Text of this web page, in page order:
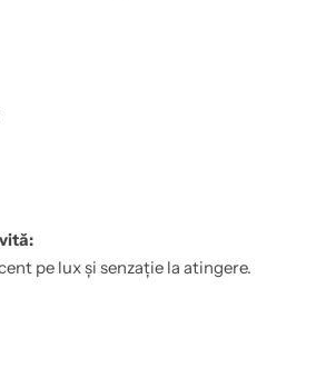
pe lux și senzație la atingere.